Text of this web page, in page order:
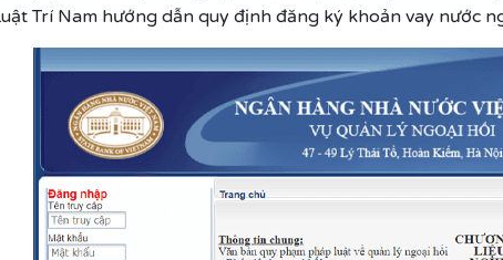
Trí Nam hướng dẫn quy định đăng ký khoản vay nước